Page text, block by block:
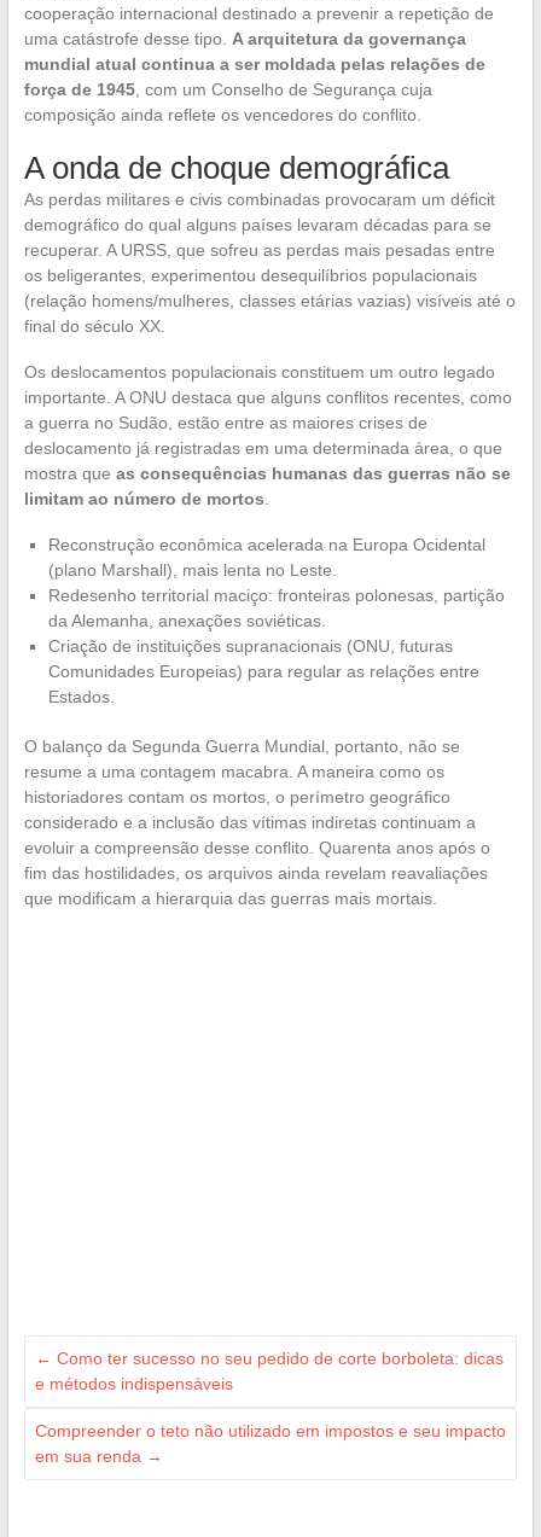
cooperação internacional destinado a prevenir a repetição de
uma catástrofe desse tipo. A arquitetura da governança
mundial atual continua a ser moldada pelas relações de
força de 1945, com um Conselho de Segurança cuja
composição ainda reflete os vencedores do conflito.
A onda de choque demográfica
As perdas militares e civis combinadas provocaram um déficit
demográfico do qual alguns países levaram décadas para se
recuperar. A URSS, que sofreu as perdas mais pesadas entre
os beligerantes, experimentou desequilíbrios populacionais
(relação homens/mulheres, classes etárias vazias) visíveis até o
final do século XX.
Os deslocamentos populacionais constituem um outro legado
importante. A ONU destaca que alguns conflitos recentes, como
a guerra no Sudão, estão entre as maiores crises de
deslocamento já registradas em uma determinada área, o que
mostra que as consequências humanas das guerras não se
limitam ao número de mortos.
Reconstrução econômica acelerada na Europa Ocidental
(plano Marshall), mais lenta no Leste.
Redesenho territorial maciço: fronteiras polonesas, partição
da Alemanha, anexações soviéticas.
Criação de instituições supranacionais (ONU, futuras
Comunidades Europeias) para regular as relações entre
Estados.
O balanço da Segunda Guerra Mundial, portanto, não se
resume a uma contagem macabra. A maneira como os
historiadores contam os mortos, o perímetro geográfico
considerado e a inclusão das vítimas indiretas continuam a
evoluir a compreensão desse conflito. Quarenta anos após o
fim das hostilidades, os arquivos ainda revelam reavaliações
que modificam a hierarquia das guerras mais mortais.
← Como ter sucesso no seu pedido de corte borboleta: dicas
e métodos indispensáveis
Compreender o teto não utilizado em impostos e seu impacto
em sua renda →